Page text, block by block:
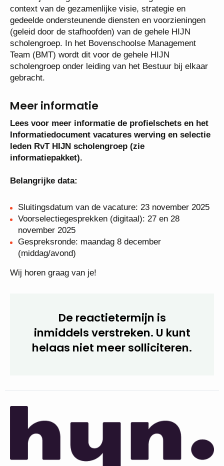
onderwijskundige identiteit en invulling binnen de
context van de gezamenlijke visie, strategie en
gedeelde ondersteunende diensten en voorzieningen
(geleid door de stafhoofden) van de gehele HIJN
scholengroep. In het Bovenschoolse Management
Team (BMT) wordt dit voor de gehele HIJN
scholengroep onder leiding van het Bestuur bij
Meer informatie
Lees voor meer informatie de profielschets en
het Informatiedocument vacatures werving en
selectie leden RvT HIJN scholengroep (zie
Sluitingsdatum van de vacature: 23 november
2025
Voorselectiegesprekken (digitaal): 27 en 28
november 2025
(middag/avond)
De reactietermijn is
inmiddels verstreken. U kunt